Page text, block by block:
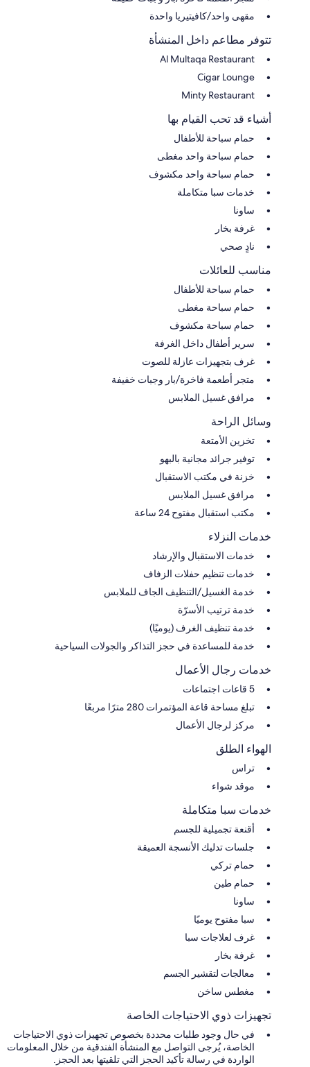
مقهى واحد/كافيتيريا واحدة
تتوفر مطاعم داخل المنشأة
Al Multaqa Restaurant
Cigar Lounge
Minty Restaurant
أشياء قد تحب القيام بها
حمام سباحة للأطفال
حمام سباحة واحد مغطى
حمام سباحة واحد مكشوف
خدمات سبا متكاملة
ساونا
غرفة بخار
نادٍ صحي
مناسب للعائلات
حمام سباحة للأطفال
حمام سباحة مغطى
حمام سباحة مكشوف
سرير أطفال داخل الغرفة
غرف بتجهيزات عازلة للصوت
متجر أطعمة فاخرة/بار وجبات خفيفة
مرافق غسيل الملابس
وسائل الراحة
تخزين الأمتعة
توفير جرائد مجانية بالبهو
خزنة في مكتب الاستقبال
مرافق غسيل الملابس
مكتب استقبال مفتوح 24 ساعة
خدمات النزلاء
خدمات الاستقبال والإرشاد
خدمات تنظيم حفلات الزفاف
خدمة الغسيل/التنظيف الجاف للملابس
خدمة ترتيب الأسرّة
خدمة تنظيف الغرف (يوميًا)
خدمة للمساعدة في حجز التذاكر والجولات السياحية
خدمات رجال الأعمال
5 قاعات اجتماعات
تبلغ مساحة قاعة المؤتمرات 280 مترًا مربعًا
مركز لرجال الأعمال
الهواء الطلق
تراس
موقد شواء
خدمات سبا متكاملة
أقنعة تجميلية للجسم
جلسات تدليك الأنسجة العميقة
حمام تركي
حمام طين
ساونا
سبا مفتوح يوميًا
غرف لعلاجات سبا
غرفة بخار
معالجات لتقشير الجسم
مغطس ساخن
تجهيزات ذوي الاحتياجات الخاصة
في حال وجود طلبات محددة بخصوص تجهيزات ذوي الاحتياجات
الخاصة، يُرجى التواصل مع المنشأة الفندقية من خلال المعلومات
الواردة في رسالة تأكيد الحجز التي تلقيتها بعد الحجز.